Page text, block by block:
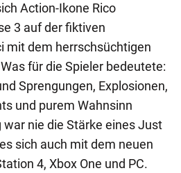
Action-Ikone Rico
3 auf der fiktiven
mit dem herrschsüchtigen
für die Spieler bedeutete:
Sprengungen, Explosionen,
und purem Wahnsinn
nie die Stärke eines Just
sich auch mit dem neuen
4, Xbox One und PC.